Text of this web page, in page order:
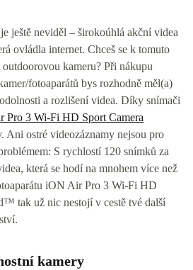
ještě neviděl – širokoúhlá akční videa
ovládla internet. Chceš se k tomuto
kameru? Při nákupu
fotoaparátů bys rozhodně měl(a)
a rozlišení videa. Díky snímači
Pro 3 Wi-Fi HD Sport Camera
Ani ostré videozáznamy nejsou pro
S rychlostí 120 snímků za
která se hodí na mnohem více než
iON Air Pro 3 Wi-Fi HD
tak už nic nestojí v cestě tvé další
kamery